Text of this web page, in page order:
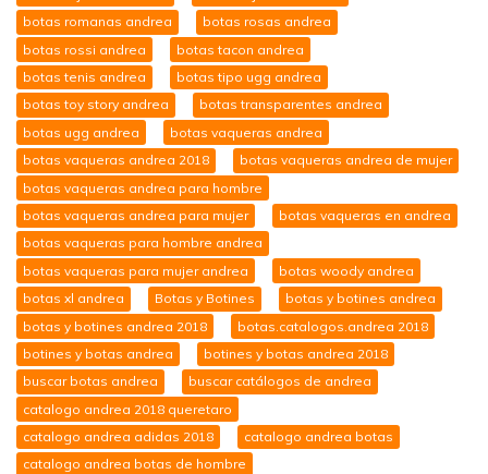
botas romanas andrea
botas rosas andrea
botas rossi andrea
botas tacon andrea
botas tenis andrea
botas tipo ugg andrea
botas toy story andrea
botas transparentes andrea
botas ugg andrea
botas vaqueras andrea
botas vaqueras andrea 2018
botas vaqueras andrea de mujer
botas vaqueras andrea para hombre
botas vaqueras andrea para mujer
botas vaqueras en andrea
botas vaqueras para hombre andrea
botas vaqueras para mujer andrea
botas woody andrea
botas xl andrea
Botas y Botines
botas y botines andrea
botas y botines andrea 2018
botas.catalogos.andrea 2018
botines y botas andrea
botines y botas andrea 2018
buscar botas andrea
buscar catálogos de andrea
catalogo andrea 2018 queretaro
catalogo andrea adidas 2018
catalogo andrea botas
catalogo andrea botas de hombre